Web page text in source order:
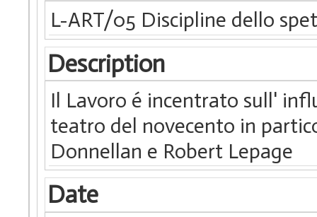
L-ART/05 Discipline dello
Description
Il Lavoro é incentrato sull'
teatro del novecento in
Donnellan e Robert Lepage
Date